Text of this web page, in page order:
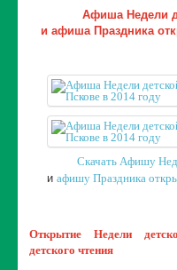
ЛЮБОЗНАЙКАМ
Видеоматериалы за 2022 год
Видеоматериалы за 2021 год
Видеоматериалы за 2020 год
Афиша Недели
и афиша Праздника
Скачать Афишу
иафишу Праздника
Открытие Недели
детского чтения